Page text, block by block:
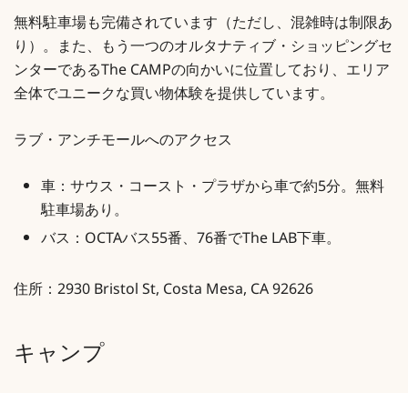
無料駐車場も完備されています（ただし、混雑時は制限あ
り）。また、もう一つのオルタナティブ・ショッピングセ
ンターであるThe CAMPの向かいに位置しており、エリア
全体でユニークな買い物体験を提供しています。
ラブ・アンチモールへのアクセス
車：サウス・コースト・プラザから車で約5分。無料
駐車場あり。
バス：OCTAバス55番、76番でThe LAB下車。
住所：2930 Bristol St, Costa Mesa, CA 92626
キャンプ